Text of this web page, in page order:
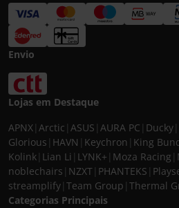
Envio
Lojas em Destaque
APNX Arctic ASUS AURA PC Ducky
Glorious HAVN Keychron King
Kolink Lian Li LYNK+ Moza Racing
noblechairs NZXT PHANTEKS
streamplify Team Group Thermal
Categorias Principais